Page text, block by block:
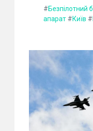
#Безпілотний
апарат #Київ #